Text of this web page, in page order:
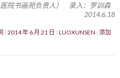
院书画苑负责人） 录入：罗训森
2014.6.18
2014 年 6 月 21 日 LUOXUNSEN 添加